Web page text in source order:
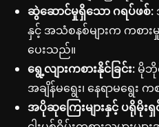
ဆွဲဆောင်မှုရှိသော ဂရပ်ဖစ်:
နှင့် အသံစနစ်များက ကစ
ပေးသည်။
ရွေ့လျားကစားနိုင်ခြင်း: မိုဘို
အချိန်မရွေး၊ နေရာမရွေး ကစ
အပိုဆုကြေးများနှင့် ပရိုမိုးရှင်